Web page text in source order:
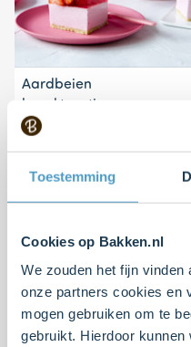
Toestemming
Cookies op Bakken.nl
We zouden het fijn
onze partners cookies en
mogen gebruiken om te
gebruikt. Hierdoor
Aardbeien
kwarktaartjes